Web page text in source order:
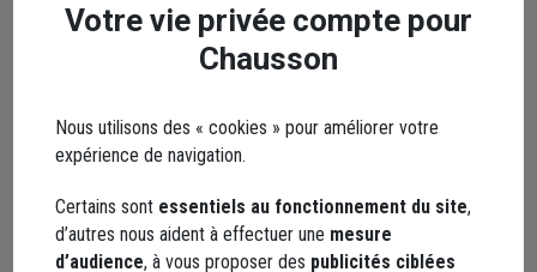
Loading...
Votre vie privée compte pour
Chausson
Nous utilisons des « cookies » pour améliorer votre
expérience de navigation.
Certains sont essentiels au fonctionnement du site,
d’autres nous aident à effectuer une mesure
d’audience, à vous proposer des publicités ciblées